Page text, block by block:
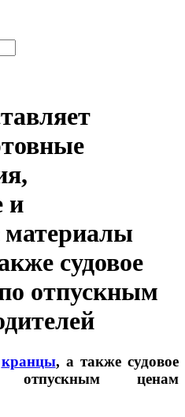
и
материалы
судовое
отпускным
кранцы, а также судовое
отпускным ценам